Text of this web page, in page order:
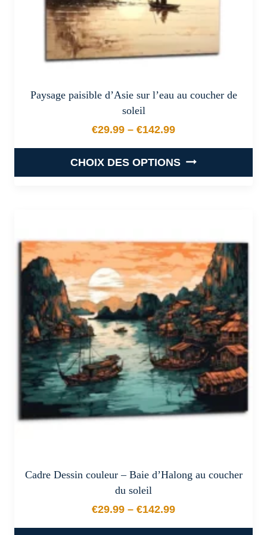
Paysage paisible d’Asie sur l’eau au coucher de
soleil
€29.99 – €142.99
Plage de prix : €29.99 à
CHOIX DES OPTIONS
variations.
Les
options
peuvent
être
choisies
sur
la
page
du
produit
Cadre Dessin couleur – Baie d’Halong au coucher
du soleil
€29.99 – €142.99
Plage de prix : €29.99 à